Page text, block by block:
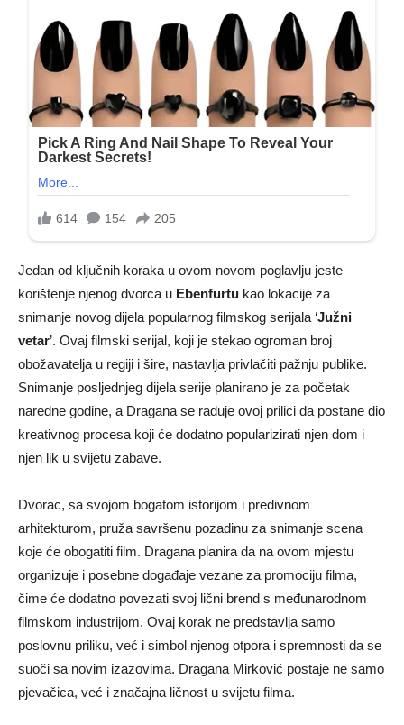
Jedan od ključnih koraka u ovom novom poglavlju jeste
korištenje njenog dvorca u Ebenfurtu kao lokacije za
snimanje novog dijela popularnog filmskog serijala ‘Južni
vetar’. Ovaj filmski serijal, koji je stekao ogroman broj
obožavatelja u regiji i šire, nastavlja privlačiti pažnju publike.
Snimanje posljednjeg dijela serije planirano je za početak
naredne godine, a Dragana se raduje ovoj prilici da postane dio
kreativnog procesa koji će dodatno popularizirati njen dom i
njen lik u svijetu zabave.
Dvorac, sa svojom bogatom istorijom i predivnom
arhitekturom, pruža savršenu pozadinu za snimanje scena
koje će obogatiti film. Dragana planira da na ovom mjestu
organizuje i posebne događaje vezane za promociju filma,
čime će dodatno povezati svoj lični brend s međunarodnom
filmskom industrijom. Ovaj korak ne predstavlja samo
poslovnu priliku, već i simbol njenog otpora i spremnosti da se
suoči sa novim izazovima. Dragana Mirković postaje ne samo
pjevačica, već i značajna ličnost u svijetu filma.